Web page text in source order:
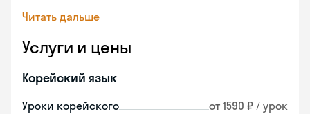
Читать дальше
Услуги и цены
Корейский язык
Уроки корейского от 1590 ₽ / урок